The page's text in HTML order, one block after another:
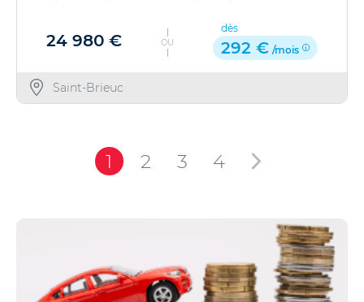
24 980 € OU
dès
292 € /mois
Saint-Brieuc
1 2 3 4